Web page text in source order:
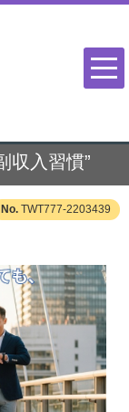
収入習慣”
TWT777-2203439